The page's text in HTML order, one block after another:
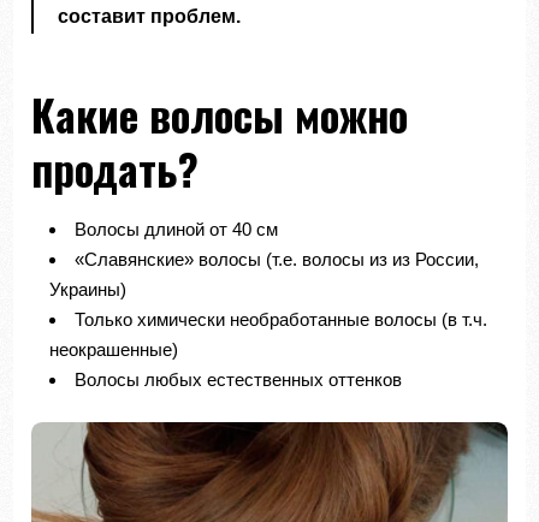
составит проблем.
Какие волосы можно
продать?
Волосы длиной от 40 см
«Славянские» волосы (т.е. волосы из из России,
Украины)
Только химически необработанные волосы (в т.ч.
неокрашенные)
Волосы любых естественных оттенков